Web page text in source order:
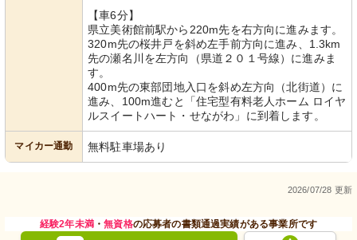
【車6分】
県立美術館前駅から220m先を右方向に進みます。
320m先の桜井戸を斜め左手前方向に進み、1.3km
先の瀬名川を左方向（県道２０１号線）に進みま
す。
400m先の東部団地入口を斜め左方向（北街道）に
進み、100m進むと「住宅型有料老人ホーム ロイヤ
ルスイートハート・せながわ」に到着します。
マイカー通勤 無料駐車場あり
2026/07/28 更新
経験2年未満・無資格の応募者の書類通過実績がある事業所です